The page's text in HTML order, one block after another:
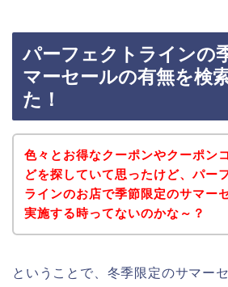
パーフェクトラインの
マーセールの有無を検
た！
色々とお得なクーポンやクーポン
どを探していて思ったけど、パー
ラインのお店で季節限定のサマー
実施する時ってないのかな～？
ということで、冬季限定のサマー